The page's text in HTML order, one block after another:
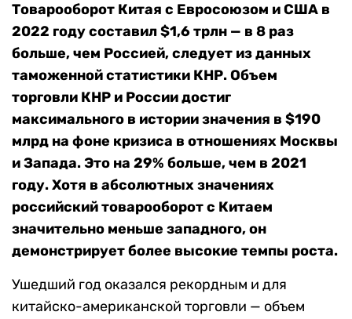
Товарооборот Китая с Евросоюзом и США в
2022 году составил $1,6 трлн — в 8 раз
больше, чем Россией, следует из данных
таможенной статистики КНР. Объем
торговли КНР и России достиг
максимального в истории значения в $190
млрд на фоне кризиса в отношениях Москвы
и Запада. Это на 29% больше, чем в 2021
году. Хотя в абсолютных значениях
российский товарооборот с Китаем
значительно меньше западного, он
демонстрирует более высокие темпы роста.
Ушедший год оказался рекордным и для
китайско-американской торговли — объем